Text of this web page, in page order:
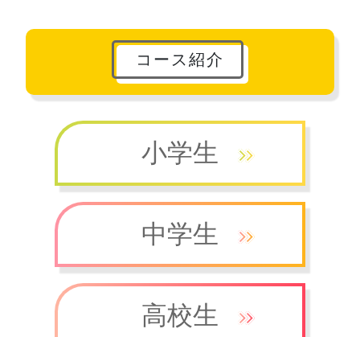
コース紹介
小学生
中学生
高校生